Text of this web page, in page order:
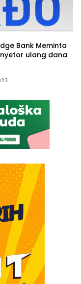
Bank Meminta
ulang dana